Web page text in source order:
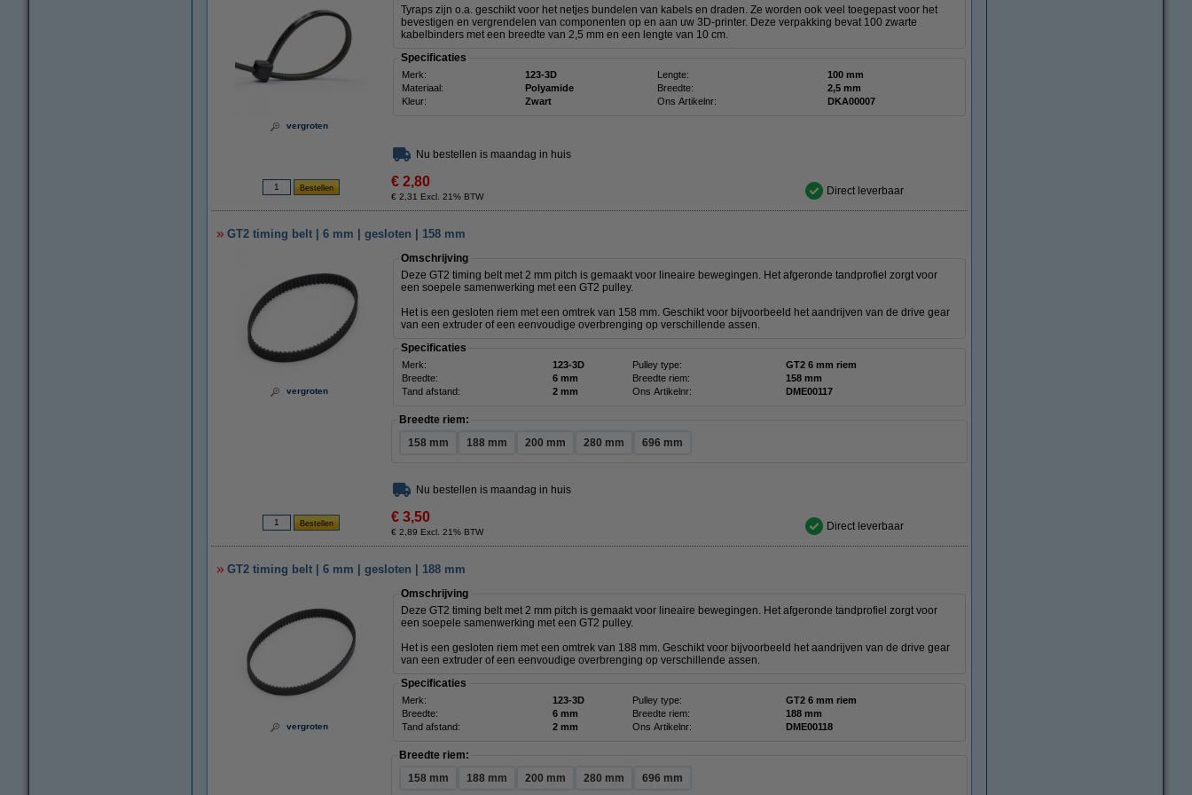
vergroten
Tyraps zijn o.a. geschikt voor het netjes bundelen van kabels en draden. Ze worden ook veel toegepast voor het
bevestigen en vergrendelen van componenten op en aan uw 3D-printer. Deze verpakking bevat 100 zwarte
kabelbinders met een breedte van 2,5 mm en een lengte van 10 cm.
Specificaties
Merk: 123-3D Lengte:
100 mm
Materiaal:
Polyamide Breedte:
2,5 mm
Kleur:
Zwart Ons Artikelnr: DKA00007
Nu bestellen is maandag in huis
€ 2,80
€ 2,31 Excl. 21% BTW Direct leverbaar
GT2 timing belt | 6 mm | gesloten | 158 mm
vergroten
Omschrijving
Deze GT2 timing belt met 2 mm pitch is gemaakt voor lineaire bewegingen. Het afgeronde tandprofiel zorgt voor
een soepele samenwerking met een GT2 pulley.
Het is een gesloten riem met een omtrek van 158 mm. Geschikt voor bijvoorbeeld het aandrijven van de drive gear
van een extruder of een eenvoudige overbrenging op verschillende assen.
Specificaties
Merk: 123-3D Pulley type:
GT2 6 mm riem
Breedte:
6 mm Breedte riem:
158 mm
Tand afstand:
2 mm Ons Artikelnr: DME00117
Breedte riem:
158 mm
188 mm 200 mm 280 mm 696 mm
Nu bestellen is maandag in huis
€ 3,50
€ 2,89 Excl. 21% BTW Direct leverbaar
GT2 timing belt | 6 mm | gesloten | 188 mm
vergroten
Omschrijving
Deze GT2 timing belt met 2 mm pitch is gemaakt voor lineaire bewegingen. Het afgeronde tandprofiel zorgt voor
een soepele samenwerking met een GT2 pulley.
Het is een gesloten riem met een omtrek van 188 mm. Geschikt voor bijvoorbeeld het aandrijven van de drive gear
van een extruder of een eenvoudige overbrenging op verschillende assen.
Specificaties
Merk: 123-3D Pulley type:
GT2 6 mm riem
Breedte:
6 mm Breedte riem:
188 mm
Tand afstand:
2 mm Ons Artikelnr: DME00118
Breedte riem:
158 mm
188 mm 200 mm 280 mm 696 mm